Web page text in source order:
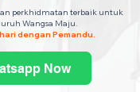
perkhidmatan terbaik untuk
Wangsa Maju.
dengan Pemandu.
Now